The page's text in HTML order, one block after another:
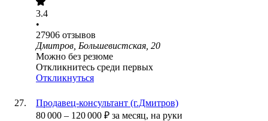
3.4
•
27906 отзывов
Дмитров, Большевистская, 20
Можно без резюме
Откликнитесь среди первых
Откликнуться
Продавец-консультант (г.Дмитров)
80 000 – 120 000 ₽ за месяц, на руки